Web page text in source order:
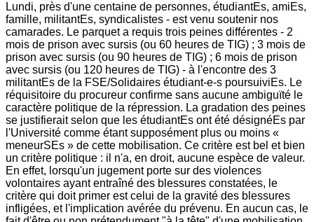
Lundi, près d'une centaine de personnes, étudiantEs, amiEs,
famille, militantEs, syndicalistes - est venu soutenir nos
camarades. Le parquet a requis trois peines différentes - 2
mois de prison avec sursis (ou 60 heures de TIG) ; 3 mois de
prison avec sursis (ou 90 heures de TIG) ; 6 mois de prison
avec sursis (ou 120 heures de TIG) - à l'encontre des 3
militantEs de la FSE/Solidaires étudiant-e-s poursuiviEs. Le
réquisitoire du procureur confirme sans aucune ambiguïté le
caractère politique de la répression. La gradation des peines
se justifierait selon que les étudiantEs ont été désignéEs par
l'Université comme étant supposément plus ou moins «
meneurSEs » de cette mobilisation. Ce critère est bel et bien
un critère politique : il n'a, en droit, aucune espèce de valeur.
En effet, lorsqu'un jugement porte sur des violences
volontaires ayant entraîné des blessures constatées, le
critère qui doit primer est celui de la gravité des blessures
infligées, et l'implication avérée du prévenu. En aucun cas, le